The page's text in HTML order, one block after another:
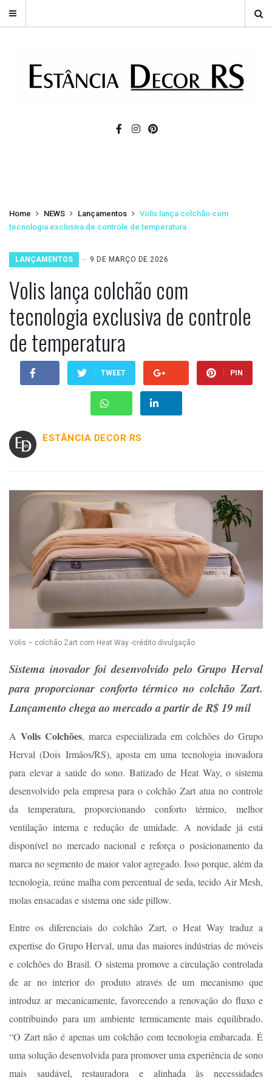
Home NEWS Lançamentos
Volis lança colchão com
tecnologia exclusiva de controle de temperatura
LANÇAMENTOS 9 DE MARÇO DE 2026
Volis lança colchão com
tecnologia exclusiva de controle
de temperatura
TWEET PIN
ESTÂNCIA DECOR RS
Volis – colchão Zart com Heat Way -crédito divulgação
Sistema inovador foi desenvolvido pelo Grupo Herval
para proporcionar conforto térmico no colchão Zart.
Lançamento chega ao mercado a partir de R$ 19 mil
A Volis Colchões, marca especializada em colchões do Grupo
Herval (Dois Irmãos/RS), aposta em uma tecnologia inovadora
para elevar a saúde do sono. Batizado de Heat Way, o sistema
desenvolvido pela empresa para o colchão Zart atua no controle
da temperatura, proporcionando conforto térmico, melhor
ventilação interna e redução de umidade. A novidade já está
disponível no mercado nacional e reforça o posicionamento da
marca no segmento de maior valor agregado. Isso porque, além da
tecnologia, reúne malha com percentual de seda, tecido Air Mesh,
molas ensacadas e sistema one side pillow.
Entre os diferenciais do colchão Zart, o Heat Way traduz a
expertise do Grupo Herval, uma das maiores indústrias de móveis
e colchões do Brasil. O sistema promove a circulação controlada
de ar no interior do produto através de um mecanismo que
introduz ar mecanicamente, favorecendo a renovação do fluxo e
contribuindo para um ambiente termicamente mais equilibrado.
“O Zart não é apenas um colchão com tecnologia embarcada. É
uma solução desenvolvida para promover uma experiência de sono
mais saudável, restauradora e alinhada às necessidades